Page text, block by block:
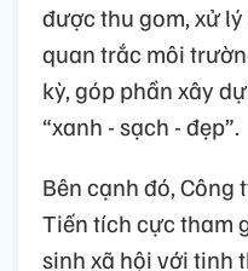
được thu gom, xử
quan trắc môi
kỳ, góp phần xây
“xanh - sạch - đẹp”.
Bên cạnh đó, Công
Tiến tích cực tham
sinh xã hội với tinh